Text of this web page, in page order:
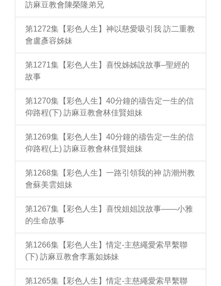
訪麻豆教會陳榮隆弟兄
第1272集【彩色人生】神以慈愛吸引我 訪二重教
會盧彥容姊妹
第1271集【彩色人生】喜悅姊姊說故事–聖經的
故事
第1270集【彩色人生】40分鐘的禱告定一生的信
仰路程(下) 訪麻豆教會林佳賢姐妹
第1269集【彩色人生】40分鐘的禱告定一生的信
仰路程(上) 訪麻豆教會林佳賢姐妹
第1268集【彩色人生】一路引領我的神 訪潮州教
會蘇美雲姐妹
第1267集【彩色人生】喜悅姐姐說故事——小雅
的生命故事
第1266集【彩色人生】情定-主慈繩愛索早繫聯
(下) 訪麻豆教會李蕙如姊妹
第1265集【彩色人生】情定-主慈繩愛索早繫聯